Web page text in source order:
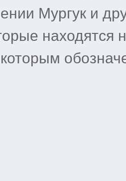
Мургук и
находятся